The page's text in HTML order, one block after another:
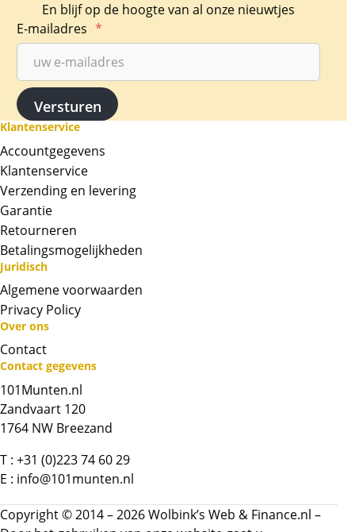
Gouden Lunar III 1/20 oz 2023 “Year of the
Rabbit”
geslagen door de Australische Perth Mint. De
1/20 ounce munt weegt 1.55 gram en bevat
99,99% goud. Dit komt overeen met 1/20 oz
Levering
wordt geleverd in een plastic muntcapsule. De
capsule kan krasjes bevatten.
Chat met ons
Bel ons
En blijf op de hoogte van al onze nieuwtjes
E-mailadres *
Klantenservice
Accountgegevens
Klantenservice
Verzending en levering
Garantie
Retourneren
Betalingsmogelijkheden
Juridisch
Algemene voorwaarden
Privacy Policy
Over ons
Contact
Contact gegevens
101Munten.nl
Zandvaart 120
1764 NW Breezand
T : +31 (0)223 74 60 29
E : info@101munten.nl
Copyright © 2014 – 2026 Wolbink’s Web & Finance.nl –